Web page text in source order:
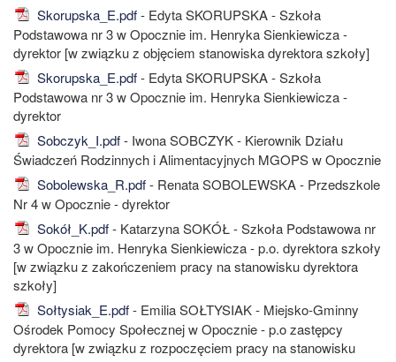
Skorupska_E.pdf- Edyta SKORUPSKA - Szkoła
Podstawowa nr 3 w Opocznie im. Henryka Sienkiewicza -
dyrektor [w związku z objęciem stanowiska dyrektora szkoły]
Skorupska_E.pdf- Edyta SKORUPSKA - Szkoła
Podstawowa nr 3 w Opocznie im. Henryka Sienkiewicza -
dyrektor
Sobczyk_I.pdf- Iwona SOBCZYK - Kierownik Działu
Świadczeń Rodzinnych i Alimentacyjnych MGOPS w Opocznie
Sobolewska_R.pdf- Renata SOBOLEWSKA - Przedszkole
Nr 4 w Opocznie - dyrektor
Sokół_K.pdf- Katarzyna SOKÓŁ - Szkoła Podstawowa nr
3 w Opocznie im. Henryka Sienkiewicza - p.o. dyrektora szkoły
[w związku z zakończeniem pracy na stanowisku dyrektora
szkoły]
Sołtysiak_E.pdf- Emilia SOŁTYSIAK - Miejsko-Gminny
Ośrodek Pomocy Społecznej w Opocznie - p.o zastępcy
dyrektora [w związku z rozpoczęciem pracy na stanowisku